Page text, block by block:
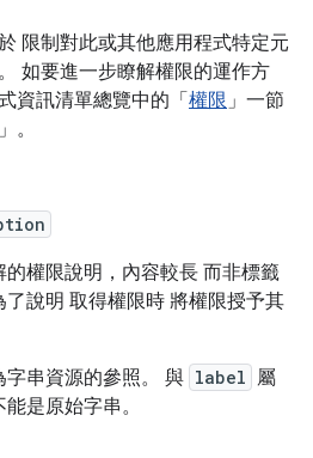
限制對此或其他應用程式特定元
如要進一步瞭解權限的運作方
資訊清單總覽中的「 權限」一節
」。
的權限說明，內容較長 而非標籤
了說明 取得權限時 將權限授予其
字串資源的參照。 與 label 屬
是原始字串。